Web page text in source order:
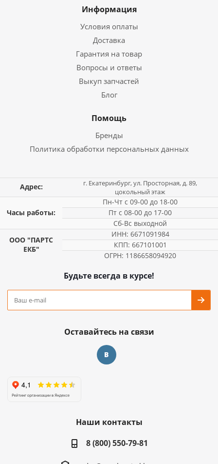
Информация
Условия оплаты
Доставка
Гарантия на товар
Вопросы и ответы
Выкуп запчастей
Блог
Помощь
Бренды
Политика обработки персональных данных
Адрес:
г. Екатеринбург, ул. Просторная, д. 89,
цокольный этаж
Часы работы:
Пн-Чт с 09-00 до 18-00
Пт с 08-00 до 17-00
Сб-Вс выходной
ООО "ПАРТС
ЕКБ"
ИНН: 6671091984
КПП: 667101001
ОГРН: 1186658094920
Будьте всегда в курсе!
Оставайтесь на связи
Наши контакты
8 (800) 550-79-81